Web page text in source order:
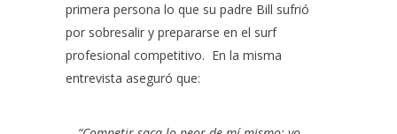
primera persona lo que su padre Bill sufrió
por sobresalir y prepararse en el surf
profesional competitivo. En la misma
entrevista aseguró que: